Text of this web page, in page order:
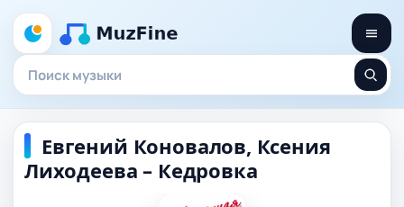
Евгений Коновалов, Ксения
Лиходеева – Кедровка